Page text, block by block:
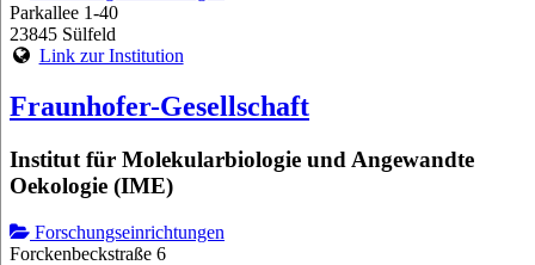
Parkallee 1-40
23845 Sülfeld
Link zur Institution
Fraunhofer-Gesellschaft
Institut für Molekularbiologie und Angewandte
Oekologie (IME)
Forschungseinrichtungen
Forckenbeckstraße 6